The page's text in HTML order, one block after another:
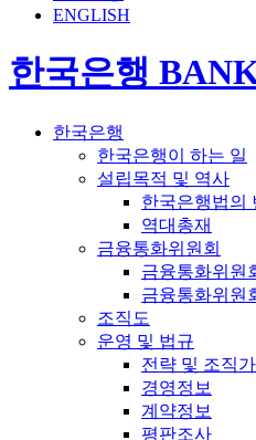
ENGLISH
한국은행
한국은행
한국은행이 하는 일
설립목적 및 역사
한국은행법의
역대총재
금융통화위원회
금융통화위원
금융통화위원
조직도
운영 및 법규
전략 및 조직가
경영정보
계약정보
평판조사